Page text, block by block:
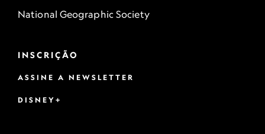
National Geographic Society
INSCRIÇÃO
ASSINE A NEWSLETTER
DISNEY+